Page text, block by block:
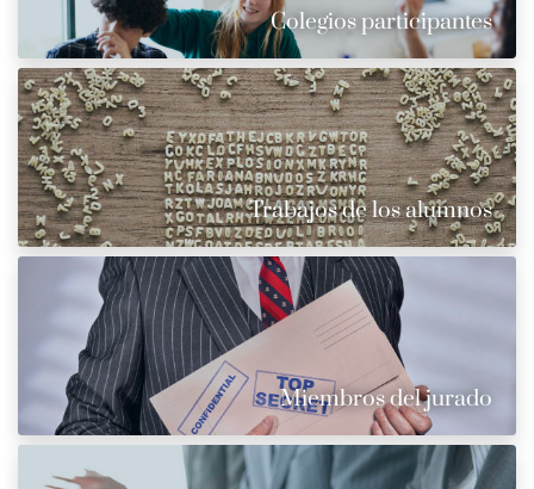
Colegios participantes
Trabajos de los alumnos
Miembros del jurado